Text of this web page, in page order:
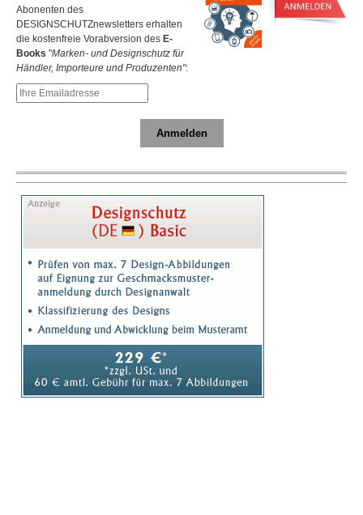
Abonenten des
DESIGNSCHUTZnewsletters erhalten
die kostenfreie Vorabversion des E-
Books "Marken- und Designschutz für
Händler, Importeure und Produzenten":
Anmelden